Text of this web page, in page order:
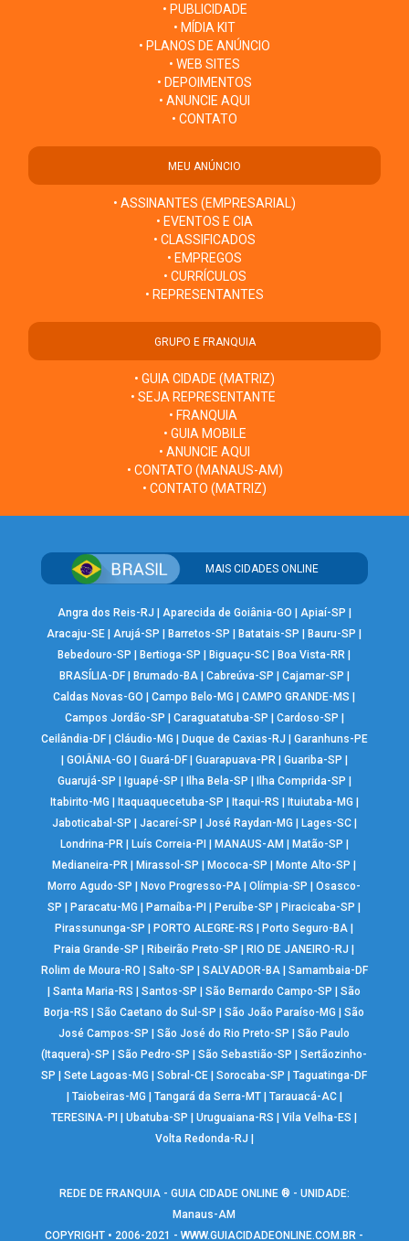
• PUBLICIDADE
• MÍDIA KIT
• PLANOS DE ANÚNCIO
• WEB SITES
• DEPOIMENTOS
• ANUNCIE AQUI
• CONTATO
MEU ANÚNCIO
• ASSINANTES (EMPRESARIAL)
• EVENTOS E CIA
• CLASSIFICADOS
• EMPREGOS
• CURRÍCULOS
• REPRESENTANTES
GRUPO E FRANQUIA
• GUIA CIDADE (MATRIZ)
• SEJA REPRESENTANTE
• FRANQUIA
• GUIA MOBILE
• ANUNCIE AQUI
• CONTATO (MANAUS-AM)
• CONTATO (MATRIZ)
MAIS CIDADES ONLINE
Angra dos Reis-RJ Aparecida de Goiânia-GO Apiaí-SP
Aracaju-SE |Arujá-SP Barretos-SP Batatais-SP Bauru-SP
Bebedouro-SP
Bertioga-SP Biguaçu-SC Boa Vista-RR
BRASÍLIA-DF| Brumado-BA| Cabreúva-SP Cajamar-SP
Caldas Novas-GO
|Campo Belo-MG |CAMPO GRANDE-MS
Campos Jordão-SP
Caraguatatuba-SP Cardoso-SP
Ceilândia-DF| Cláudio-MG Duque de Caxias-RJ
Garanhuns-PE
GOIÂNIA-GO Guará-DF| Guarapuava-PR| Guariba-SP
Guarujá-SP
Iguapé-SP Ilha Bela-SP Ilha Comprida-SP
Itabirito-MG
Itaquaquecetuba-SP Itaqui-RS Ituiutaba-MG
Jaboticabal-SP
Jacareí-SP José Raydan-MG Lages-SC|
Londrina-PR| Luís Correia-PI MANAUS-AM Matão-SP
Medianeira-PR
Mirassol-SP Mococa-SP Monte Alto-SP
Morro Agudo-SP
Novo Progresso-PA |Olímpia-SP |Osasco-
SP
Paracatu-MG Parnaíba-PI Peruíbe-SP Piracicaba-SP
Pirassununga-SP
PORTO ALEGRE-RS Porto Seguro-BA
Praia Grande-SP
Ribeirão Preto-SP RIO DE JANEIRO-RJ
Rolim de Moura-RO
Salto-SP SALVADOR-BA| Samambaia-DF
|Santa Maria-RS |Santos-SP |São Bernardo Campo-SP |São
Borja-RS
|São Caetano do Sul-SP |São João Paraíso-MG |São
José Campos-SP
|São José do Rio Preto-SP |São Paulo
(Itaquera)-SP
|São Pedro-SP |São Sebastião-SP |Sertãozinho-
SP
|Sete Lagoas-MG |Sobral-CE |Sorocaba-SP |Taguatinga-DF
Taiobeiras-MG Tangará da Serra-MT| Tarauacá-AC|
TERESINA-PI
|Ubatuba-SP |Uruguaiana-RS |Vila Velha-ES
Volta Redonda-RJ
REDE DE FRANQUIA - GUIA CIDADE ONLINE ® - UNIDADE:
Manaus-AM
COPYRIGHT • 2006-2021 -WWW.GUIACIDADEONLINE.COM.BR -